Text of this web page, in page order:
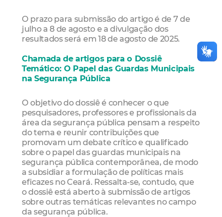
O prazo para submissão do artigo é de 7 de
julho a 8 de agosto e a divulgação dos
resultados será em 18 de agosto de 2025.
Chamada de artigos para o Dossiê
Temático: O Papel das Guardas Municipais
na Segurança Pública
O objetivo do dossiê é conhecer o que
pesquisadores, professores e profissionais da
área da segurança pública pensam a respeito
do tema e reunir contribuições que
promovam um debate crítico e qualificado
sobre o papel das guardas municipais na
segurança pública contemporânea, de modo
a subsidiar a formulação de políticas mais
eficazes no Ceará. Ressalta-se, contudo, que
o dossiê está aberto à submissão de artigos
sobre outras temáticas relevantes no campo
da segurança pública.